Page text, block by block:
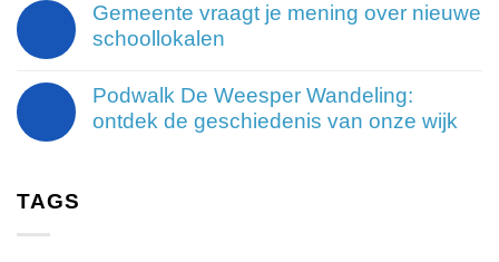
Gemeente vraagt je mening over nieuwe
schoollokalen
Podwalk De Weesper Wandeling:
ontdek de geschiedenis van onze wijk
TAGS